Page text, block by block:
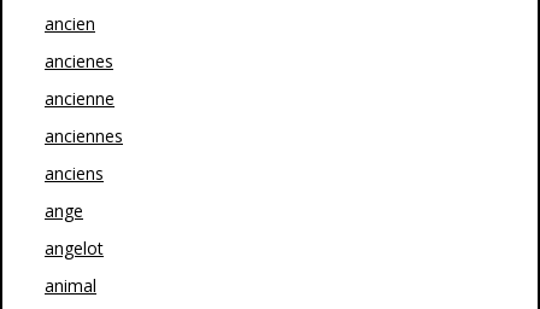
ancien
ancienes
ancienne
anciennes
anciens
ange
angelot
animal